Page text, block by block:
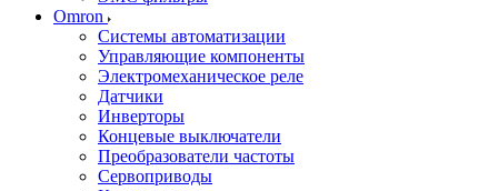
Omron
Системы автоматизации
Управляющие компоненты
Электромеханическое реле
Датчики
Инверторы
Концевые выключатели
Преобразователи частоты
Сервоприводы